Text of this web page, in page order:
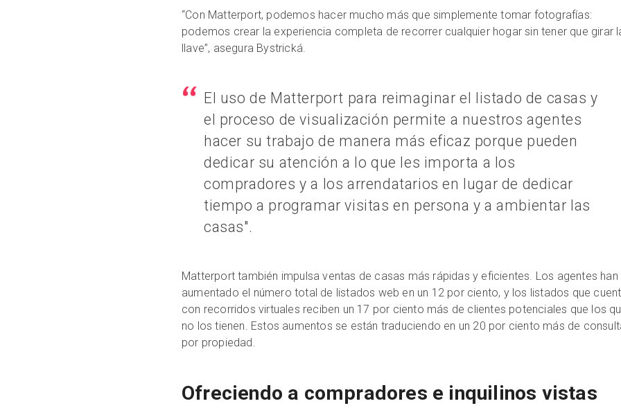
“Con Matterport, podemos hacer mucho más que simplemente tomar fotografías:
podemos crear la experiencia completa de recorrer cualquier hogar sin tener que girar
llave”, asegura Bystrická.
El uso de Matterport para reimaginar el listado de casas y
el proceso de visualización permite a nuestros agentes
hacer su trabajo de manera más eficaz porque pueden
dedicar su atención a lo que les importa a los
compradores y a los arrendatarios en lugar de dedicar
tiempo a programar visitas en persona y a ambientar las
casas".
Matterport también impulsa ventas de casas más rápidas y eficientes. Los agentes han
aumentado el número total de listados web en un 12 por ciento, y los listados que
con recorridos virtuales reciben un 17 por ciento más de clientes potenciales que los
no los tienen. Estos aumentos se están traduciendo en un 20 por ciento más de
por propiedad.
Ofreciendo a compradores e inquilinos vistas